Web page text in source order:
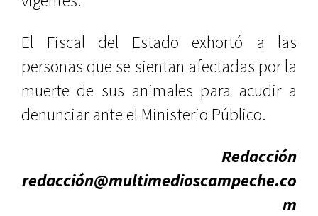
El Fiscal del Estado exhortó a las
personas que se sientan afectadas por la
muerte de sus animales para acudir a
denunciar ante el Ministerio Público.
Redacción
redacción@multimedioscampeche.co
m